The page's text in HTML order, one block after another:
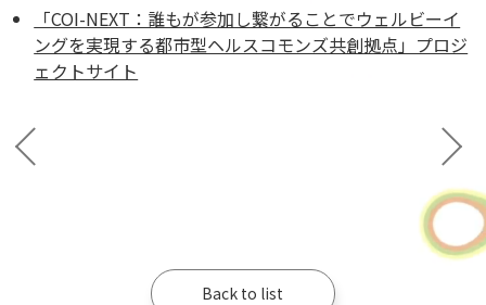
「COI-NEXT：誰もが参加し繋がることでウェルビーイ
ングを実現する都市型ヘルスコモンズ共創拠点」プロジ
ェクトサイト
Back to list